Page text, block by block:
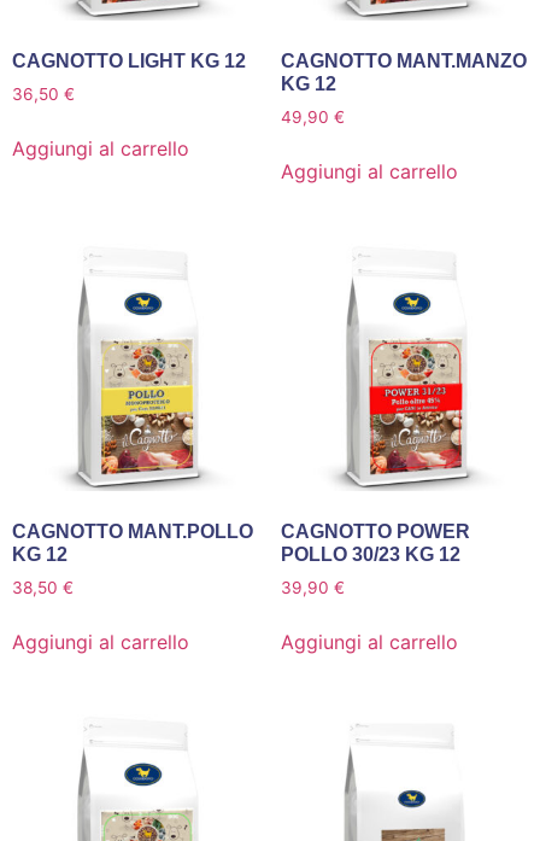
CAGNOTTO LIGHT KG 12
36,50 €
Aggiungi al carrello
CAGNOTTO MANT.MANZO
KG 12
49,90 €
Aggiungi al carrello
CAGNOTTO MANT.POLLO
KG 12
38,50 €
Aggiungi al carrello
CAGNOTTO POWER
POLLO 30/23 KG 12
39,90 €
Aggiungi al carrello